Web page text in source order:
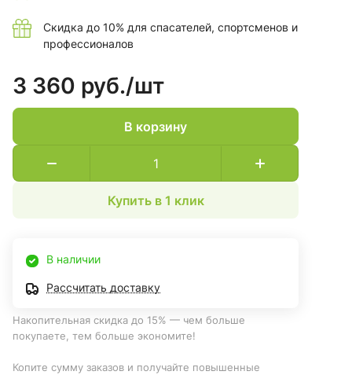
Скидка до 10% для спасателей, спортсменов и
профессионалов
3 360 руб./шт
В корзину
Купить в 1 клик
В наличии
Рассчитать доставку
Накопительная скидка до 15% — чем больше
покупаете, тем больше экономите!
Копите сумму заказов и получайте повышенные